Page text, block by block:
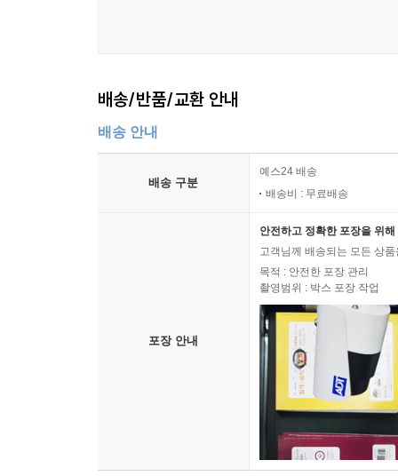
제93화 지금, 아니면 언제?_성재열 354
제95화 위로하는 삶을 살자_박강성 364
제96화 인내, 용서, 사랑, 그리고 평화_김승필 368
제97화 행복한 습관이 행복을 만든다_고미숙 373
제99화 감사하며 사랑하자_반경남 381
제100화 흙으로_조정숙 385
배송/반품/교환 안내
배송 안내
배송 구분
예스24 배송
배송비 : 무료배송
포장 안내
안전하고 정확한 포장을 위
고객님께 배송되는 모든 상
목적 : 안전한 포장 관리
촬영범위 : 박스 포장 작업